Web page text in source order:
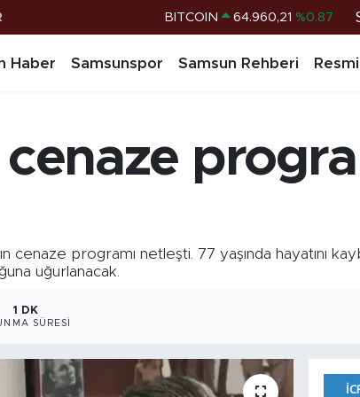
DOLAR 47,7436 %0.18
BİST100 13.779 %-14
BITCOIN 64.960,21 %0.87
Haber Samsunspor Samsun Rehberi
cenaze
cenaze programı netleşti. 77 yaşında hayatını
uğurlanacak.
1 DK
SÜRESI